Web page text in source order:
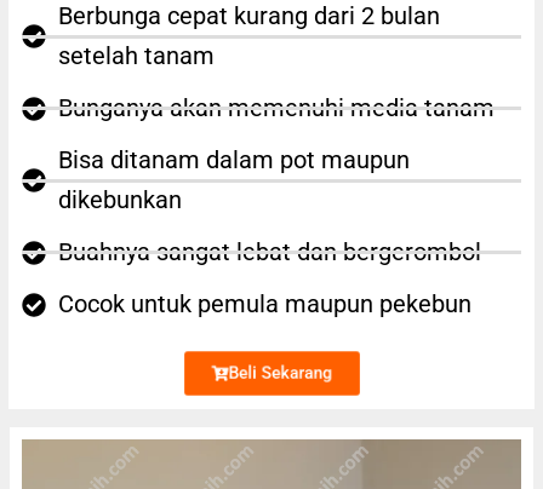
Berbunga cepat kurang dari 2 bulan
setelah tanam
Bunganya akan memenuhi media tanam
Bisa ditanam dalam pot maupun
dikebunkan
Buahnya sangat lebat dan bergerombol
Cocok untuk pemula maupun pekebun
Beli Sekarang